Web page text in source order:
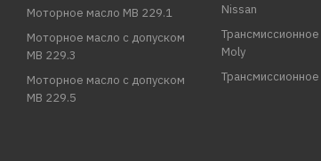
Моторное масло MB 229.1
Моторное масло с допуском
MB 229.3
Моторное масло с допуском
MB 229.5
Nissan
Moly